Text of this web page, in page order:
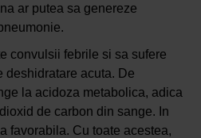
ar putea sa genereze
convulsii febrile si sa sufere
deshidratare acuta. De
la acidoza metabolica, adica
de carbon din sange. In
favorabila. Cu toate acestea,